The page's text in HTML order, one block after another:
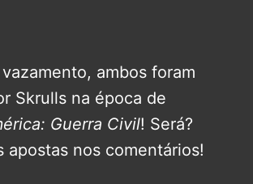
ambos foram
Skrulls na época de
Guerra Civil! Será?
apostas nos comentários!